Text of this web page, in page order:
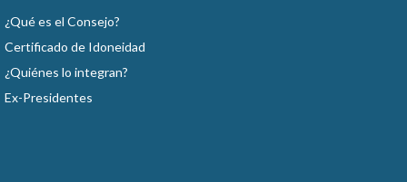
¿Qué es el Consejo?
Certificado de Idoneidad
¿Quiénes lo integran?
Ex-Presidentes